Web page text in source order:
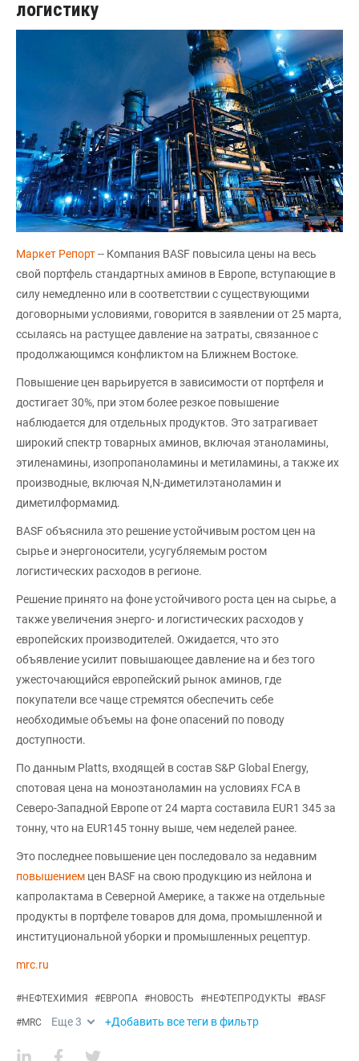
логистику
Маркет Репорт-- Компания BASF повысила цены на весь
свой портфель стандартных аминов в Европе, вступающие в
силу немедленно или в соответствии с существующими
договорными условиями, говорится в заявлении от 25 марта,
ссылаясь на растущее давление на затраты, связанное с
продолжающимся конфликтом на Ближнем Востоке.
Повышение цен варьируется в зависимости от портфеля и
достигает 30%, при этом более резкое повышение
наблюдается для отдельных продуктов. Это затрагивает
широкий спектр товарных аминов, включая этаноламины,
этиленамины, изопропаноламины и метиламины, а также их
производные, включая N,N-диметилэтаноламин и
диметилформамид.
BASF объяснила это решение устойчивым ростом цен на
сырье и энергоносители, усугубляемым ростом
логистических расходов в регионе.
Решение принято на фоне устойчивого роста цен на сырье, а
также увеличения энерго- и логистических расходов у
европейских производителей. Ожидается, что это
объявление усилит повышающее давление на и без того
ужесточающийся европейский рынок аминов, где
покупатели все чаще стремятся обеспечить себе
необходимые объемы на фоне опасений по поводу
доступности.
По данным Platts, входящей в состав S&P Global Energy,
спотовая цена на моноэтаноламин на условиях FCA в
Северо-Западной Европе от 24 марта составила EUR1 345 за
тонну, что на EUR145 тонну выше, чем неделей ранее.
Это последнее повышение цен последовало за недавним
повышением цен BASF на свою продукцию из нейлона и
капролактама в Северной Америке, а также на отдельные
продукты в портфеле товаров для дома, промышленной и
институциональной уборки и промышленных рецептур.
mrc.ru
#НЕФТЕХИМИЯ #ЕВРОПА #НОВОСТЬ #НЕФТЕПРОДУКТЫ #BASF
#MRC Еще3 +Добавить все теги в фильтр